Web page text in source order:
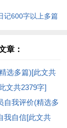
记600字以上多篇
章：
选多篇)[此文共
文共2379字]
自我评价(精选多
字]
我自信[此文共